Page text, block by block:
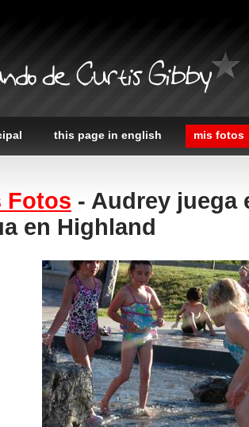
de Curtis Gibby
this page in english mis fotos
Fotos - Audrey juega
en Highland